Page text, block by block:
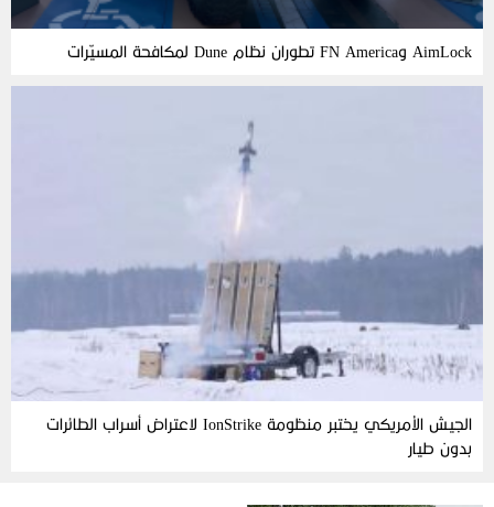
AimLock وFN America تطوران نظام Dune لمكافحة المسيّرات
الجيش الأمريكي يختبر منظومة IonStrike لاعتراض أسراب الطائرات
بدون طيار